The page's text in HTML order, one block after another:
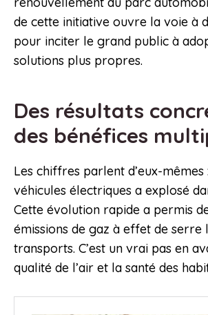
de cette initiative ouvre la voie à
pour inciter le grand public à
solutions plus propres.
Des résultats
des bénéfices
Les chiffres parlent d’eux-mêmes
véhicules électriques a explosé
Cette évolution rapide a permis
émissions de gaz à effet de serre
transports. C’est un vrai pas en
qualité de l’air et la santé des